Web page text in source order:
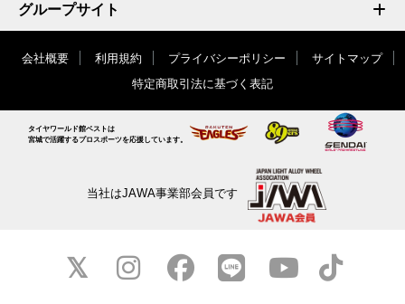
グループサイト
会社概要 利用規約 プライバシーポリシー
サイトマップ
特定商取引法に基づく表記
タイヤワールド館ベストは
宮城で活躍するプロスポーツを応援しています。
当社はJAWA事業部会員です